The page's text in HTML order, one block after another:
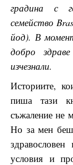
градина с
семейство
йод). В
добро
изчезнали.
Историите,
пиша тази
съжаление не
Но за мен
условия и